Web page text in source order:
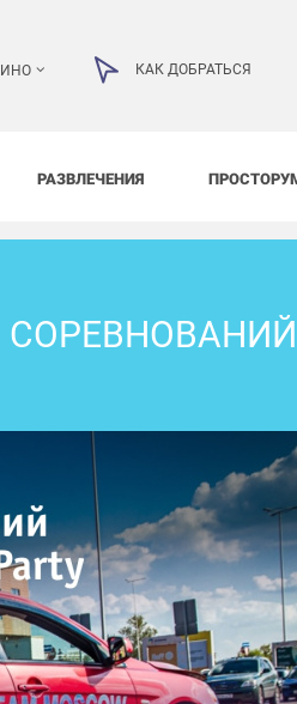
КАК ДОБРАТЬСЯ
РАЗВЛЕЧЕНИЯ